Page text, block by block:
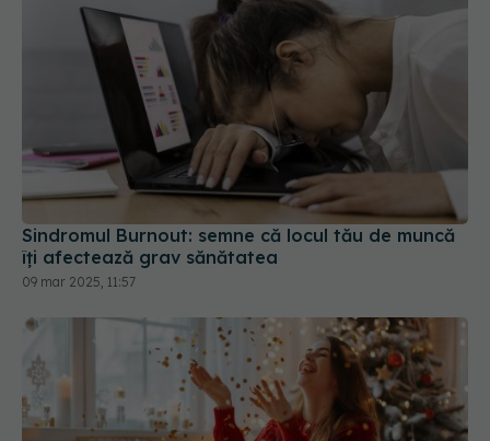
Sindromul Burnout: semne că locul tău de muncă
îți afectează grav sănătatea
09 mar 2025, 11:57